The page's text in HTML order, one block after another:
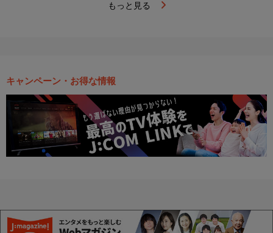
もっと見る
キャンペーン・お得な情報